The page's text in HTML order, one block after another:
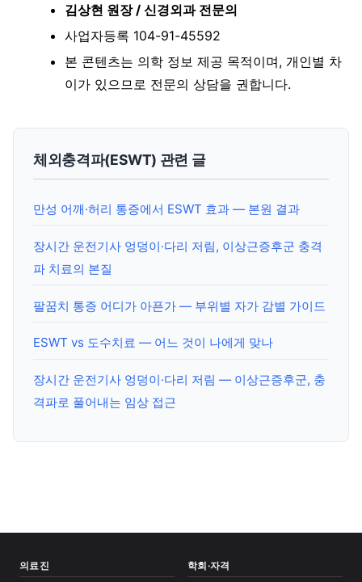
김상현 원장 / 신경외과 전문의
사업자등록 104-91-45592
본 콘텐츠는 의학 정보 제공 목적이며, 개인별 차
이가 있으므로 전문의 상담을 권합니다.
체외충격파(ESWT) 관련 글
만성 어깨·허리 통증에서 ESWT 효과 — 본원 결과
장시간 운전기사 엉덩이·다리 저림, 이상근증후군 충격
파 치료의 본질
팔꿈치 통증 어디가 아픈가 — 부위별 자가 감별 가이드
ESWT vs 도수치료 — 어느 것이 나에게 맞나
장시간 운전기사 엉덩이·다리 저림 — 이상근증후군, 충
격파로 풀어내는 임상 접근
의료진 학회·자격